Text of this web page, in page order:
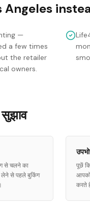
Angeles
—
a few times
the retailer
owners.
से चलने का
लेने से पहले बुकिंग
पूछें
आपको
करते